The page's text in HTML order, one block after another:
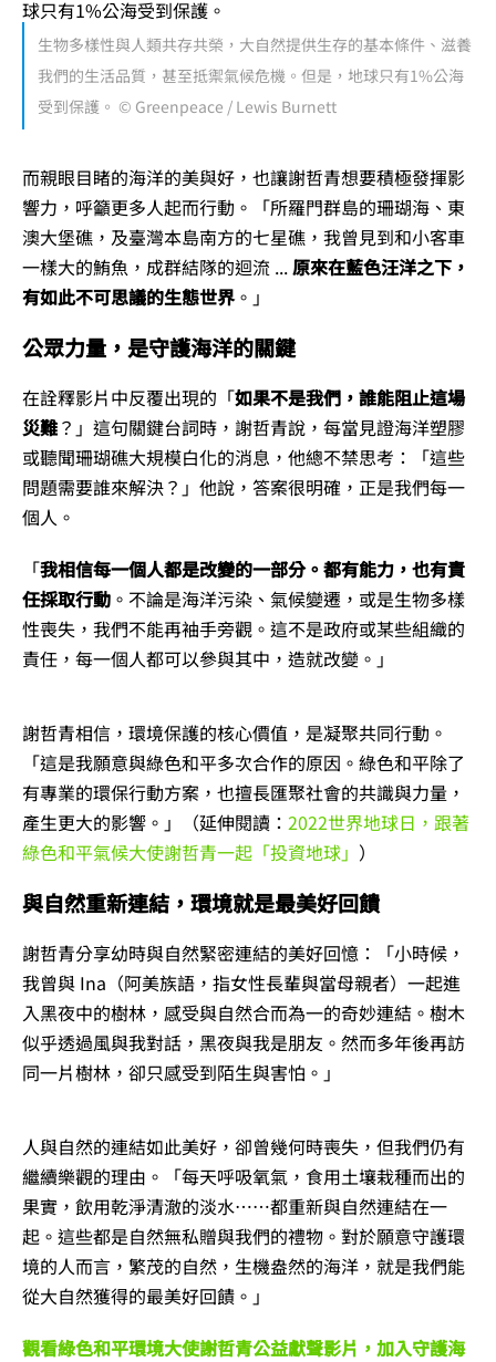
生物多樣性與人類共存共榮，大自然提供生存的基本條件、滋養
我們的生活品質，甚至抵禦氣候危機。但是，地球只有1%公海
受到保護。 © Greenpeace / Lewis Burnett
而親眼目睹的海洋的美與好，也讓謝哲青想要積極發揮影
響力，呼籲更多人起而行動。「所羅門群島的珊瑚海、東
澳大堡礁，及臺灣本島南方的七星礁，我曾見到和小客車
一樣大的鮪魚，成群結隊的迴流 ... 原來在藍色汪洋之下，
有如此不可思議的生態世界。」
公眾力量，是守護海洋的關鍵
在詮釋影片中反覆出現的「如果不是我們，誰能阻止這場
災難？」這句關鍵台詞時，謝哲青說，每當見證海洋塑膠
或聽聞珊瑚礁大規模白化的消息，他總不禁思考：「這些
問題需要誰來解決？」他說，答案很明確，正是我們每一
個人。
「我相信每一個人都是改變的一部分。都有能力，也有責
任採取行動 。不論是海洋污染、氣候變遷，或是生物多樣
性喪失，我們不能再袖手旁觀。這不是政府或某些組織的
責任，每一個人都可以參與其中，造就改變。」
謝哲青相信，環境保護的核心價值，是凝聚共同行動。
「這是我願意與綠色和平多次合作的原因。綠色和平除了
有專業的環保行動方案，也擅長匯聚社會的共識與力量，
產生更大的影響。」（延伸閱讀： 2022世界地球日，跟著
綠色和平氣候大使謝哲青一起「投資地球」 ）
與自然重新連結，環境就是最美好回饋
謝哲青分享幼時與自然緊密連結的美好回憶：「小時候，
我曾與 Ina（阿美族語，指女性長輩與當母親者）一起進
入黑夜中的樹林，感受與自然合而為一的奇妙連結。樹木
似乎透過風與我對話，黑夜與我是朋友。然而多年後再訪
同一片樹林，卻只感受到陌生與害怕。」
人與自然的連結如此美好，卻曾幾何時喪失，但我們仍有
繼續樂觀的理由。「每天呼吸氧氣，食用土壤栽種而出的
果實，飲用乾淨清澈的淡水……都重新與自然連結在一
起。這些都是自然無私贈與我們的禮物。對於願意守護環
境的人而言，繁茂的自然，生機盎然的海洋，就是我們能
從大自然獲得的最美好回饋。」
觀看綠色和平環境大使謝哲青公益獻聲影片，加入守護海